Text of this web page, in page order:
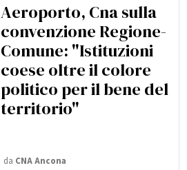
Aeroporto, Cna sulla
convenzione Regione-
Comune: "Istituzioni
coese oltre il colore
politico per il bene del
territorio"
da CNA Ancona